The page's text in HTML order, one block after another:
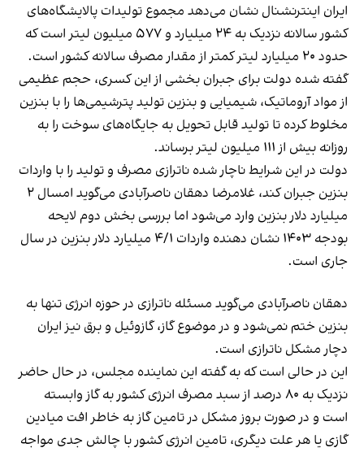
ایران اینترنشنال نشان می‌دهد مجموع تولیدات پالایشگاه‌های
کشور سالانه نزدیک به ۲۴ میلیارد و ۵۷۷ میلیون لیتر است که
حدود ۲۰ میلیارد لیتر کمتر از مقدار مصرف سالانه کشور است.
گفته شده دولت برای جبران بخشی از این کسری، حجم عظیمی
از مواد آروماتیک، شیمیایی و بنزین تولید پترشیمی‌ها را با بنزین
مخلوط کرده تا تولید قابل تحویل به جایگاه‌های سوخت را به
روزانه بیش از ۱۱۱ میلیون لیتر برساند.
دولت در این شرایط ناچار شده ناترازی مصرف و تولید را با واردات
بنزین جبران کند، غلامرضا دهقان ناصرآبادی می‌گوید امسال ۲
میلیارد دلار بنزین وارد می‌شود اما بررسی بخش دوم لایحه
بودجه ۱۴۰۳
نشان دهنده
واردات ۴/۱ میلیارد دلار بنزین در سال
جاری‌ است.
دهقان ناصرآبادی می‌گوید مسئله ناترازی در حوزه انرژی تنها به
بنزین ختم نمی‌شود و در موضوع گاز، گازوئیل و برق نیز ایران
دچار مشکل ناترازی است.
این در حالی است که به گفته این نماینده مجلس، در حال حاضر
نزدیک به ۸۰ درصد از سبد مصرف انرژی کشور به گاز وابسته
است و در صورت بروز مشکل در تامین گاز به خاطر افت میادین
گازی یا هر علت دیگری، تامین انرژی کشور با چالش جدی مواجه